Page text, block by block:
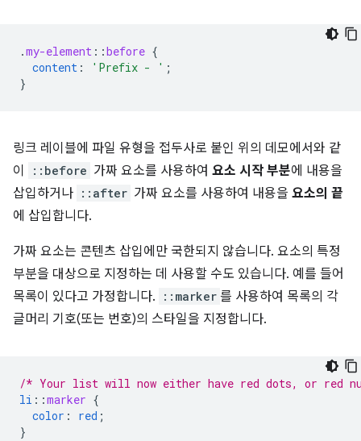
.my-element ::before {
content : 'Prefix - ' ;
}
링크 레이블에 파일 유형을 접두사로 붙인 위의 데모에서와 같
이
::before 가짜 요소를 사용하여 요소 시작 부분에 내용을
삽입하거나 ::after 가짜 요소를 사용하여 내용을 요소의 끝
에 삽입합니다.
가짜 요소는 콘텐츠 삽입에만 국한되지 않습니다. 요소의 특정
부분을 대상으로 지정하는 데 사용할 수도 있습니다. 예를 들어
목록이 있다고 가정합니다.
::marker 를 사용하여 목록의 각
글머리 기호(또는 번호)의 스타일을 지정합니다.
/* Your list will now either have red dots, or red
li ::marker {
color : red ;
}